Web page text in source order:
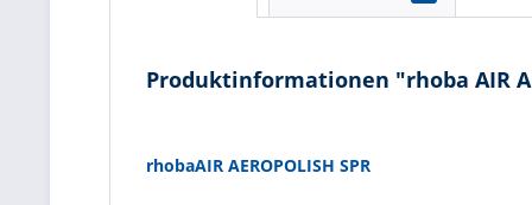
Produktinformationen "rhoba AIR
rhobaAIR AEROPOLISH SPR